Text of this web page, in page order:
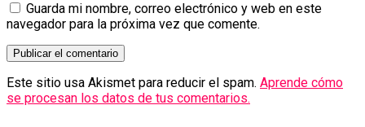
Guarda mi nombre, correo electrónico y web en este
navegador para la próxima vez que comente.
Este sitio usa Akismet para reducir el spam. Aprende cómo
se procesan los datos de tus comentarios.